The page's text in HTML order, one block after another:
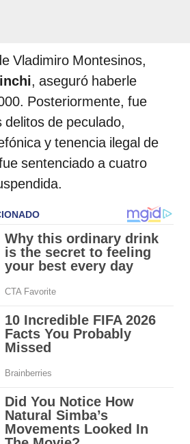
Vladimiro Montesinos,
, aseguró haberle
Posteriormente, fue
de peculado,
y tenencia ilegal de
sentenciado a cuatro